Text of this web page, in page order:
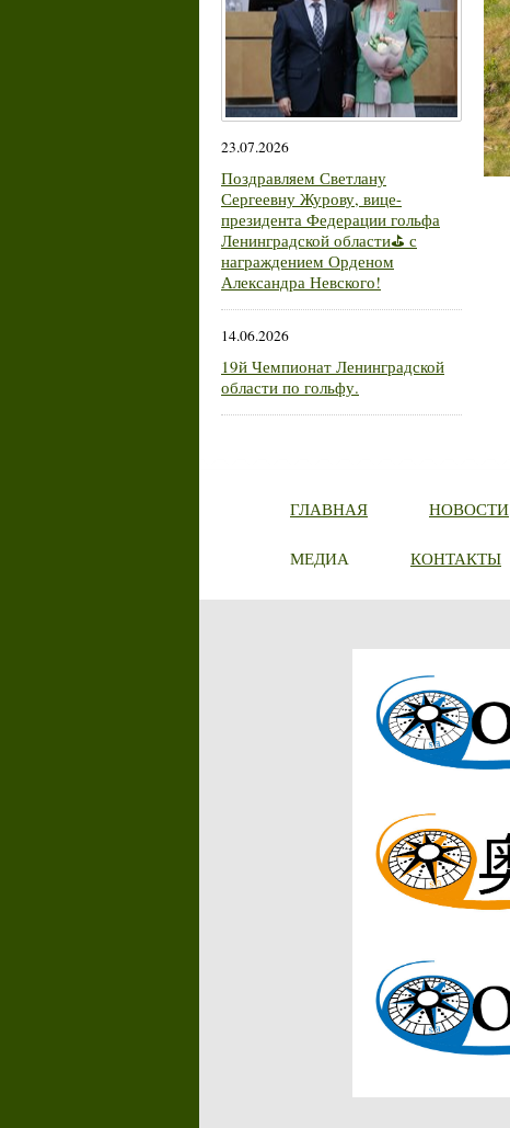
23.07.2026
Поздравляем Светлану
Сергеевну Журову, вице-
президента Федерации гольфа
Ленинградской области⛳ с
награждением Орденом
Александра Невского!
14.06.2026
19й Чемпионат Ленинградской
области по гольфу.
ГЛАВНАЯ НОВОСТИ
МЕДИА КОНТАКТЫ